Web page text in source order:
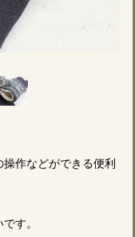
作などができる便利
す。